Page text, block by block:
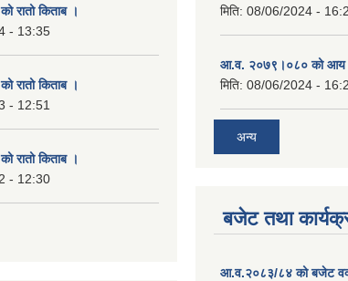
रातो किताब ।
- 13:35
रातो किताब ।
- 12:51
रातो किताब ।
- 12:30
मिति: 08/06/2024 -
आ.व. २०७९।०८० को आय
मिति: 08/06/2024 -
अन्य
बजेट तथा
आ.व.२०८३/८४ को बजेट